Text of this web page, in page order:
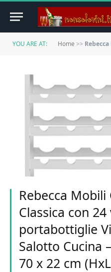
YOU ARE AT: Home >> Rebecca Mobili Cantinetta
Rebecca
Classica con
portabottiglie
Salotto Cucina
70 x 22 cm